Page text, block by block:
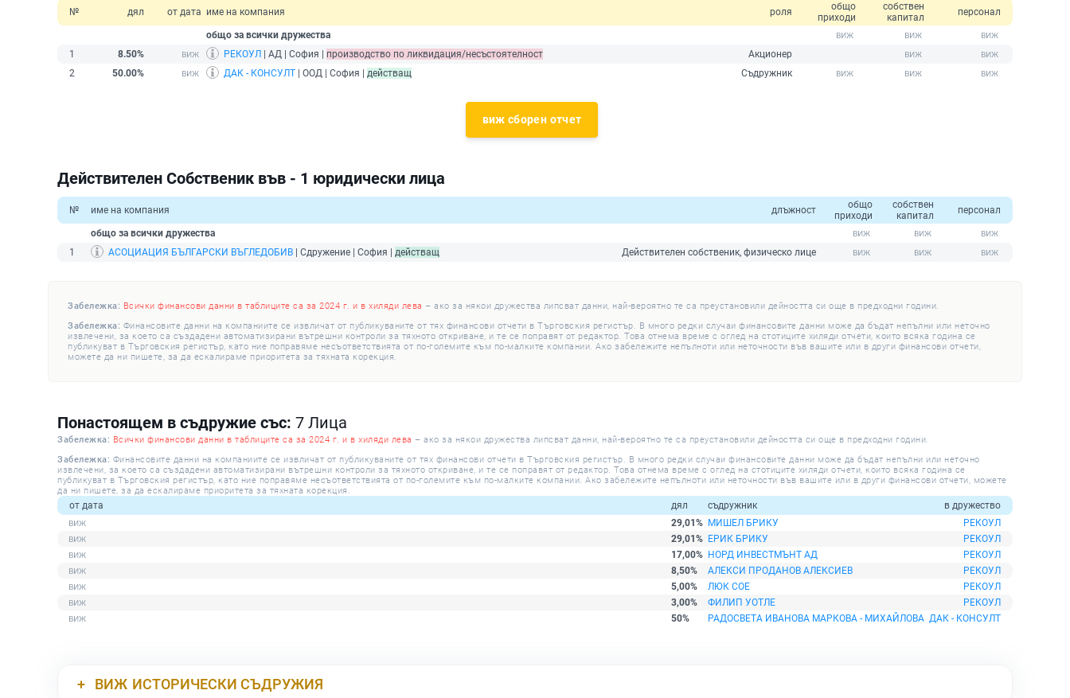
№ дял от дата име на компания роля
общо
приходи
собствен
капитал
персонал
общо за всички дружества
1
8.50% РЕКОУЛ | АД | София | производство по ликвидация/несъстоятелност
Акционер
2
50.00% ДАК - КОНСУЛТ | ООД | София | действащ Съдружник
виж сборен отчет
Действителен Собственик във - 1 юридически лица
№ име на компания длъжност
общо
приходи
собствен
капитал
персонал
общо за всички дружества
1
АСОЦИАЦИЯ БЪЛГАРСКИ ВЪГЛЕДОБИВ | Сдружение | София | действащ Действителен собственик, физическо лице
Забележка: Всички финансови данни в таблиците са за 2024 г. и в хиляди лева – ако за някои дружества липсват данни, най-вероятно те са преустановили дейността си още в предходни години.
Забележка: Финансовите данни на компаниите се извличат от публикуваните от тях финансови отчети в Търговския регистър. В много редки случаи финансовите данни може да бъдат непълни или неточно
извлечени, за което са създадени автоматизирани вътрешни контроли за тяхното откриване, и те се поправят от редактор. Това отнема време с оглед на стотиците хиляди отчети, които всяка година се
публикуват в Търговския регистър, като ние поправяме несъответствията от по-големите към по-малките компании. Ако забележите непълноти или неточности във вашите или в други финансови отчети,
можете да ни пишете, за да ескалираме приоритета за тяхната корекция.
Понастоящем в съдружие със: 7 Лица
Забележка: Всички финансови данни в таблиците са за 2024 г. и в хиляди лева – ако за някои дружества липсват данни, най-вероятно те са преустановили дейността си още в предходни години.
Забележка: Финансовите данни на компаниите се извличат от публикуваните от тях финансови отчети в Търговския регистър. В много редки случаи финансовите данни може да бъдат непълни или неточно
извлечени, за което са създадени автоматизирани вътрешни контроли за тяхното откриване, и те се поправят от редактор. Това отнема време с оглед на стотиците хиляди отчети, които всяка година се
публикуват в Търговския регистър, като ние поправяме несъответствията от по-големите към по-малките компании. Ако забележите непълноти или неточности във вашите или в други финансови отчети, можете
да ни пишете, за да ескалираме приоритета за тяхната корекция.
от дата дял съдружник
в дружество
29,01% МИШЕЛ БРИКУ
РЕКОУЛ
29,01% ЕРИК БРИКУ
РЕКОУЛ
17,00% НОРД ИНВЕСТМЪНТ АД
РЕКОУЛ
8,50%
АЛЕКСИ ПРОДАНОВ АЛЕКСИЕВ
РЕКОУЛ
5,00%
ЛЮК СОЕ
РЕКОУЛ
3,00%
ФИЛИП УОТЛЕ
РЕКОУЛ
50%
РАДОСВЕТА ИВАНОВА МАРКОВА - МИХАЙЛОВА ДАК - КОНСУЛТ
ВИЖ ИСТОРИЧЕСКИ СЪДРУЖИЯ